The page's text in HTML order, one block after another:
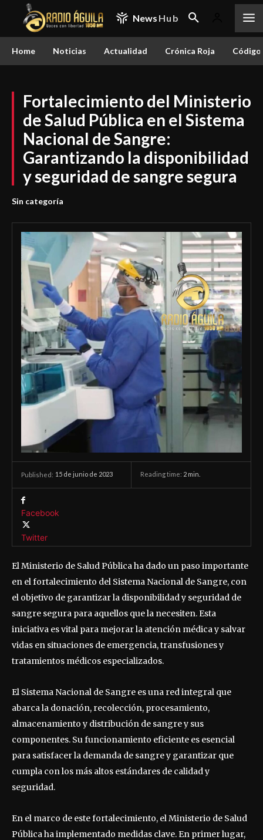
News Hub
Home Noticias Actualidad Crónica Roja
Fortalecimiento del Ministerio
de Salud Pública en el Sistema
Nacional de Sangre:
Garantizando la disponibilidad
y seguridad de sangre segura
Sin categoría
Published: 15 de junio de 2023 Reading time: 2 min.
Facebook
Twitter
El Ministerio de Salud Pública ha dado un paso importante
en el fortalecimiento del Sistema Nacional de Sangre, con
el objetivo de garantizar la disponibilidad y seguridad de
sangre segura para aquellos que la necesiten. Esta
iniciativa es vital para mejorar la atención médica y salvar
vidas en situaciones de emergencia, transfusiones y
tratamientos médicos especializados.
El Sistema Nacional de Sangre es una red integral que
abarca la donación, recolección, procesamiento,
almacenamiento y distribución de sangre y sus
componentes. Su funcionamiento eficiente es esencial
para satisfacer la demanda de sangre y garantizar que
cumpla con los más altos estándares de calidad y
seguridad.
En el marco de este fortalecimiento, el Ministerio de Salud
Pública ha implementado medidas clave. En primer lugar,